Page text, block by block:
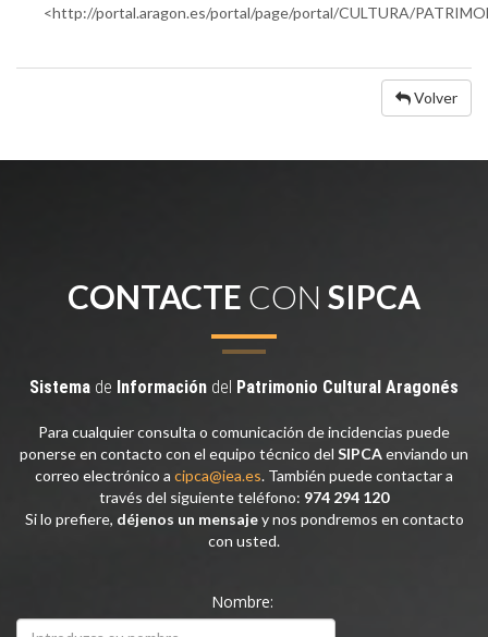
<http://portal.aragon.es/portal/page/portal/CULTURA/
Volver
CONTACTE CON SIPCA
Sistema de Información del Patrimonio Cultural Aragonés
Para cualquier consulta o comunicación de incidencias puede
ponerse en contacto con el equipo técnico del SIPCAenviando un
correo electrónico a cipca@iea.es. También puede contactar a
través del siguiente teléfono: 974 294 120
Si lo prefiere, déjenos un mensajey nos pondremos en contacto
con usted.
Nombre: